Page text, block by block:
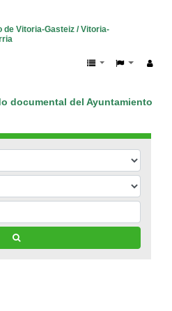
documental del Ayuntamiento de
Vitoria-Gasteiz / Vitoria-